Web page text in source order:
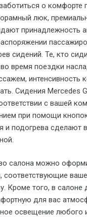
о комфорте
люк,
принадлежность
сидений. Те, кто
время поездки
интенсивность
Сидения Mercedes
с вашей
при помощи
и подогрева сделают
салона можно
соответствующие
Кроме того, в салоне
для вас
освещение любого